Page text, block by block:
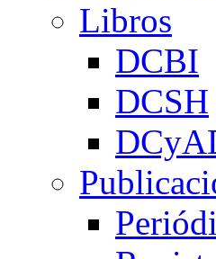
Libros
DCBI
DCSH